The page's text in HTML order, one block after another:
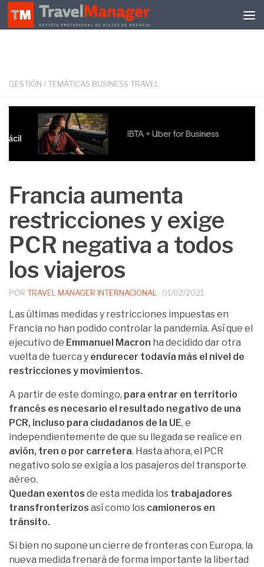
Debajo del contenido
GESTIÓN / TEMÁTICAS BUSINESS TRAVEL
Francia aumenta
restricciones y exige
PCR negativa a todos
los viajeros
POR TRAVEL MANAGER INTERNACIONAL · 01/02/2021
Las últimas medidas y restricciones impuestas en
Francia no han podido controlar la pandemia. Así que el
ejecutivo de Emmanuel Macron ha decidido dar otra
vuelta de tuerca y endurecer todavía más el nivel de
restricciones y movimientos.
A partir de este domingo, para entrar en territorio
francés es necesario el resultado negativo de una
PCR, incluso para ciudadanos de la UE, e
independientemente de que su llegada se realice en
avión, tren o por carretera. Hasta ahora, el PCR
negativo solo se exigía a los pasajeros del transporte
aéreo.
Quedan exentos de esta medida los trabajadores
transfronterizos así como los camioneros en
tránsito.
Si bien no supone un cierre de fronteras con Europa, la
nueva medida frenará de forma importante la libertad